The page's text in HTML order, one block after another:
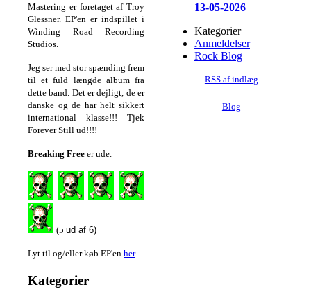
Mastering er foretaget af Troy
Glessner. EP'en er indspillet i
Winding Road Recording
Studios.
Jeg ser med stor spænding frem
til et fuld længde album fra
dette band. Det er dejligt, de er
danske og de har helt sikkert
international klasse!!! Tjek
Forever Still ud!!!!
Breaking Free er ude.
(5 ud af 6)
Lyt til og/eller køb EP'en her.
Kategorier
13-05-2026
Kategorier
Anmeldelser
Rock Blog
RSS af indlæg
Blog